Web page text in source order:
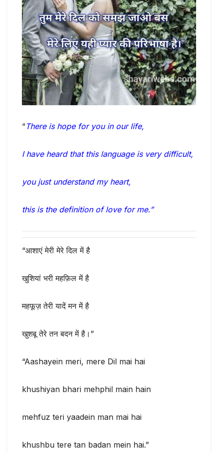
“There is hope for you in our life,
I have heard that this language is very difficult,
you just understand my heart,
this is the definition of love for me.”
“आशाएं मेरी मेरे दिल में है
खुशियां भरी महफ़िल में है
महफूज़ तेरी यादें मन में है
खुशबू तेरे तन बदन में है।”
“Aashayein meri, mere Dil mai hai
khushiyan bhari mehphil main hain
mehfuz teri yaadein man mai hai
khushbu tere tan badan mein hai.”